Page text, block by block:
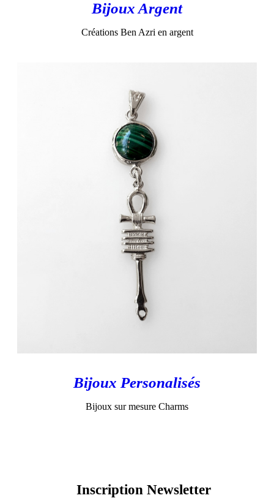
Bijoux Argent
Créations Ben Azri en argent
Bijoux Personalisés
Bijoux sur mesure Charms
Inscription Newsletter